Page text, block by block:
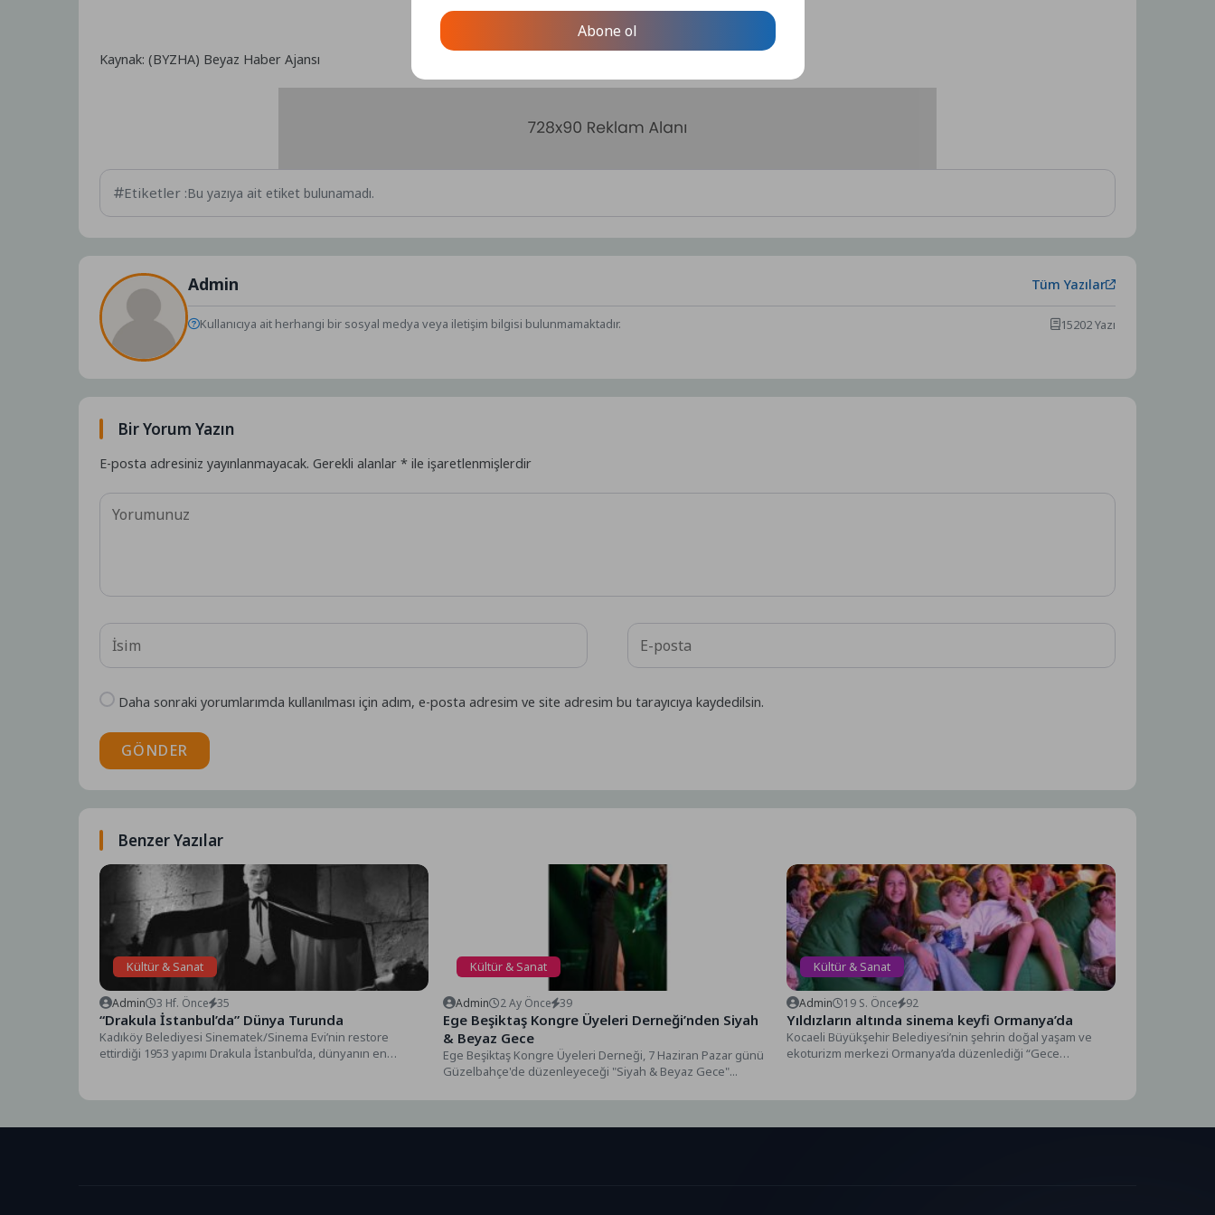
Kaynak: (BYZHA) Beyaz Haber Ajansı
Etiketler :Bu yazıya ait etiket bulunamadı.
Admin Tüm Yazılar
Kullanıcıya ait herhangi bir sosyal medya veya iletişim bilgisi bulunmamaktadır. 15202 Yazı
Bir Yorum Yazın
E-posta adresiniz yayınlanmayacak. Gerekli alanlar* ile işaretlenmişlerdir
Daha sonraki yorumlarımda kullanılması için adım, e-posta adresim ve site adresim bu tarayıcıya kaydedilsin.
GÖNDER
Benzer Yazılar
Kültür & Sanat
Admin 3 Hf. Önce 35
“Drakula İstanbul’da” Dünya Turunda
Kadıköy Belediyesi Sinematek/Sinema Evi’nin restore
ettirdiği 1953 yapımı Drakula İstanbul’da, dünyanın en
Kültür & Sanat
Admin 2 Ay Önce 39
Ege Beşiktaş Kongre Üyeleri Derneği’nden Siyah
& Beyaz Gece
Ege Beşiktaş Kongre Üyeleri Derneği, 7 Haziran Pazar günü
Güzelbahçe'de düzenleyeceği "Siyah & Beyaz Gece"...
Kültür & Sanat
Admin 19 S. Önce 92
Yıldızların altında sinema keyfi Ormanya’da
Kocaeli Büyükşehir Belediyesi’nin şehrin doğal yaşam ve
ekoturizm merkezi Ormanya’da düzenlediği “Gece
Abone ol